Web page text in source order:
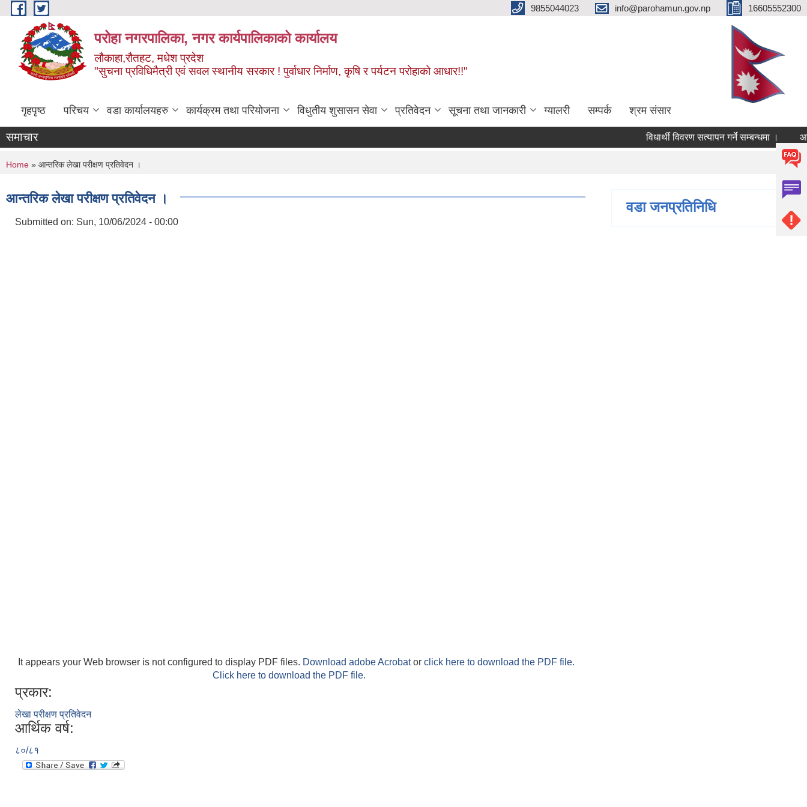
Skip to main content 9855044023 info@parohamun.gov.np 16605552300
परोहा नगरपालिका, नगर कार्यपालिकाको कार्यालय
लौकाहा,रौतहट, मधेश प्रदेश
"सुचना प्रविधिमैत्री एवं सवल स्थानीय सरकार ! पुर्वाधार निर्माण, कृषि र पर्यटन परोहाको आधार!!"
गृहपृष्ठ परिचय वडा कार्यालयहरु कार्यक्रम तथा परियोजना विधुतीय शुसासन सेवा प्रतिवेदन सूचना तथा जानकारी ग्यालरी सम्पर्क श्रम संसार
समाचार विधार्थी विवरण सत्यापन गर्ने सम्बन्धमा ।
You are here
Home » आन्तरिक लेखा परीक्षण प्रतिवेदन ।
आन्तरिक लेखा परीक्षण प्रतिवेदन ।
Submitted on: Sun, 10/06/2024 - 00:00
It appears your Web browser is not configured to display PDF files. Download adobe Acrobator click here to download the PDF file.
Click here to download the PDF file.
प्रकार:
लेखा परीक्षण प्रतिवेदन
आर्थिक वर्ष:
८०/८१
वडा जनप्रतिनिधि